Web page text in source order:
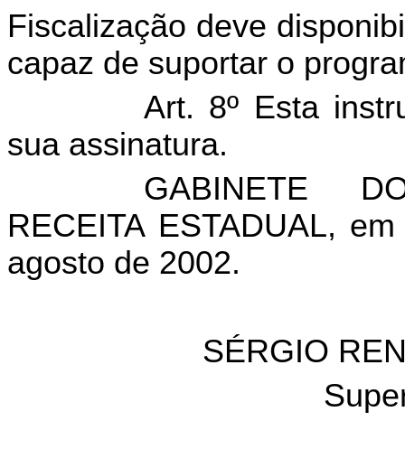
Fiscalização deve
capaz de suportar o
Art. 8º Esta
sua assinatura.
GABINETE
RECEITA ESTADUAL,
agosto de 2002.
SÉRGIO